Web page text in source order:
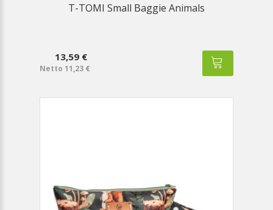
T-TOMI Small Baggie Animals
13,59 €
Netto 11,23 €